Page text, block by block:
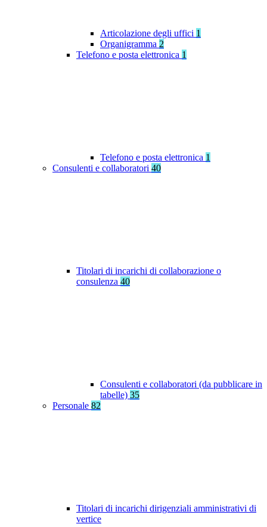
Articolazione degli uffici 1
Organigramma 2
Telefono e posta elettronica 1
Telefono e posta elettronica 1
Consulenti e collaboratori 40
Titolari di incarichi di collaborazione o
consulenza 40
Consulenti e collaboratori (da pubblicare in
tabelle) 35
Personale 82
Titolari di incarichi dirigenziali amministrativi di
vertice